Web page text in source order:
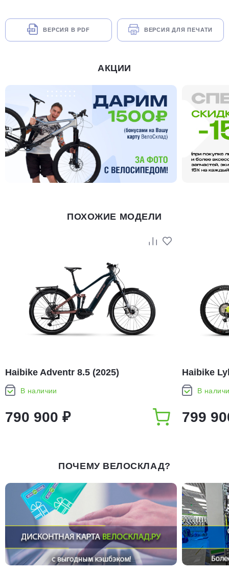
ВЕРСИЯ В PDF ВЕРСИЯ ДЛЯ ПЕЧАТИ
АКЦИИ
ПОХОЖИЕ МОДЕЛИ
Haibike Adventr 8.5 (2025)
В наличии
790 900 ₽
Haibike
В
799
ПОЧЕМУ ВЕЛОСКЛАД?